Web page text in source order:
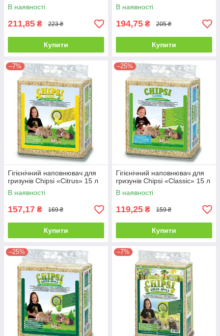
В наявності
211,85 ₴ 223 ₴
Купити
В наявності
194,75 ₴ 205 ₴
Купити
–7%
Гігієнічний наповнювач для
гризунів Chipsi «Citrus» 15 л
В наявності
157,17 ₴ 169 ₴
Купити
–25%
Гігієнічний наповнювач для
гризунів Chipsi «Classic» 15 л
В наявності
119,25 ₴ 159 ₴
Купити
–25% –7%